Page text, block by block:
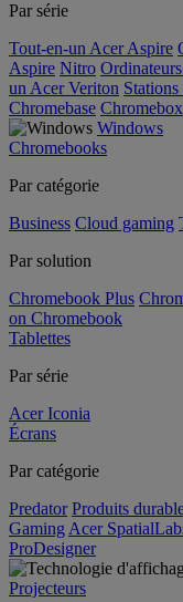
Par série
Tout-en-un Acer Aspire
Aspire Nitro
un Acer Veriton
Chromebase Chromebox
Windows
Chromebooks
Par catégorie
Business Cloud gaming
Par solution
Chromebook Plus
on Chromebook
Tablettes
Par série
Acer Iconia
Écrans
Par catégorie
Predator Produits
Gaming Acer
ProDesigner
Projecteurs